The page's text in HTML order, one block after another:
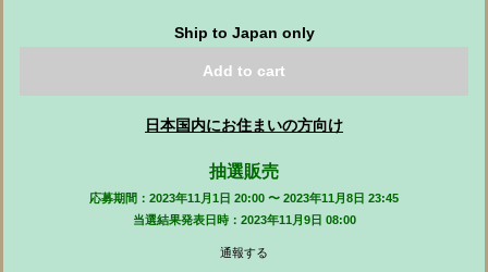
Ship to Japan only
Add to cart
日本国内にお住まいの方向け
抽選販売
応募期間：2023年11月1日 20:00 〜 2023年11月8日 23:45
当選結果発表日時：2023年11月9日 08:00
通報する